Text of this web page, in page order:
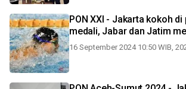
PON XXI - Jakarta kokoh
medali, Jabar dan Jatim
16 September 2024 10:50 WIB,